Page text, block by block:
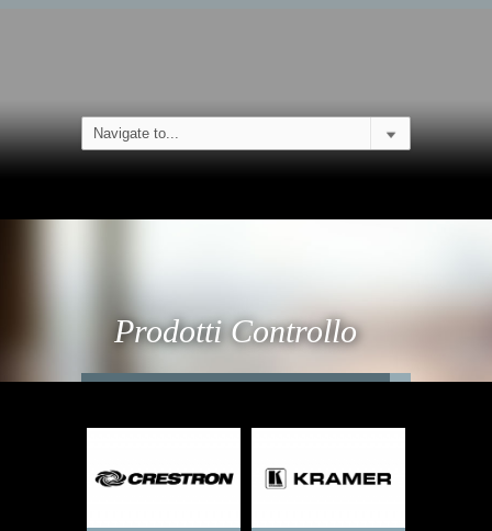
Prodotti Controllo